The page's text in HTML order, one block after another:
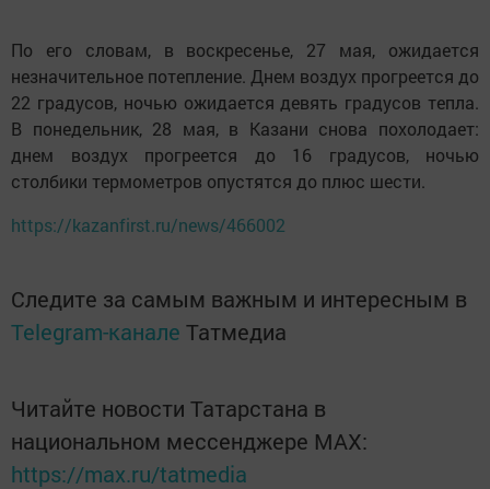
По его словам, в воскресенье, 27 мая, ожидается
незначительное потепление. Днем воздух прогреется до
22 градусов, ночью ожидается девять градусов тепла.
В понедельник, 28 мая, в Казани снова похолодает:
днем воздух прогреется до 16 градусов, ночью
столбики термометров опустятся до плюс шести.
https://kazanfirst.ru/news/466002
Следите за самым важным и интересным в
Telegram-канале Татмедиа
Читайте новости Татарстана в
национальном мессенджере MАХ:
https://max.ru/tatmedia